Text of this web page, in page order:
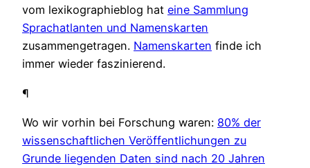
vom lexikographieblog hat eine Sammlung
Sprachatlanten und Namenskarten
zusammengetragen. Namenskarten finde ich
immer wieder faszinierend.
¶
Wo wir vorhin bei Forschung waren: 80% der
wissenschaftlichen Veröffentlichungen zu
Grunde liegenden Daten sind nach 20 Jahren